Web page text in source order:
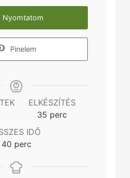
Nyomtatom
Pinelem
ELKÉSZÍTÉS
35minutes
perc
IDŐ
40minutes
perc